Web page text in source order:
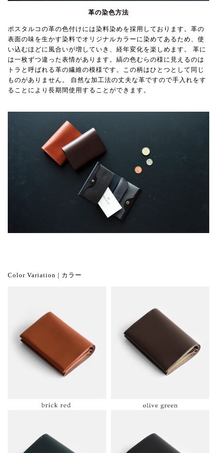
革の染色方法
ポスタルコの革の色付けには染料染めを採用しております。革の
表面の味を生かす染料でオリジナルカラーに染めてあるため、使
い込むほどに風合いが増していき、経年変化を楽しめます。 革に
は一枚ずつ違った表情があります。縞の色むらの様に見えるのは
トラと呼ばれる革の繊維の模様です。この柄はひとつとして同じ
ものがありません。 自然な加工法の丈夫な革ですので手入れをす
ることにより長期間使用することができます。
Color Variation | カラー